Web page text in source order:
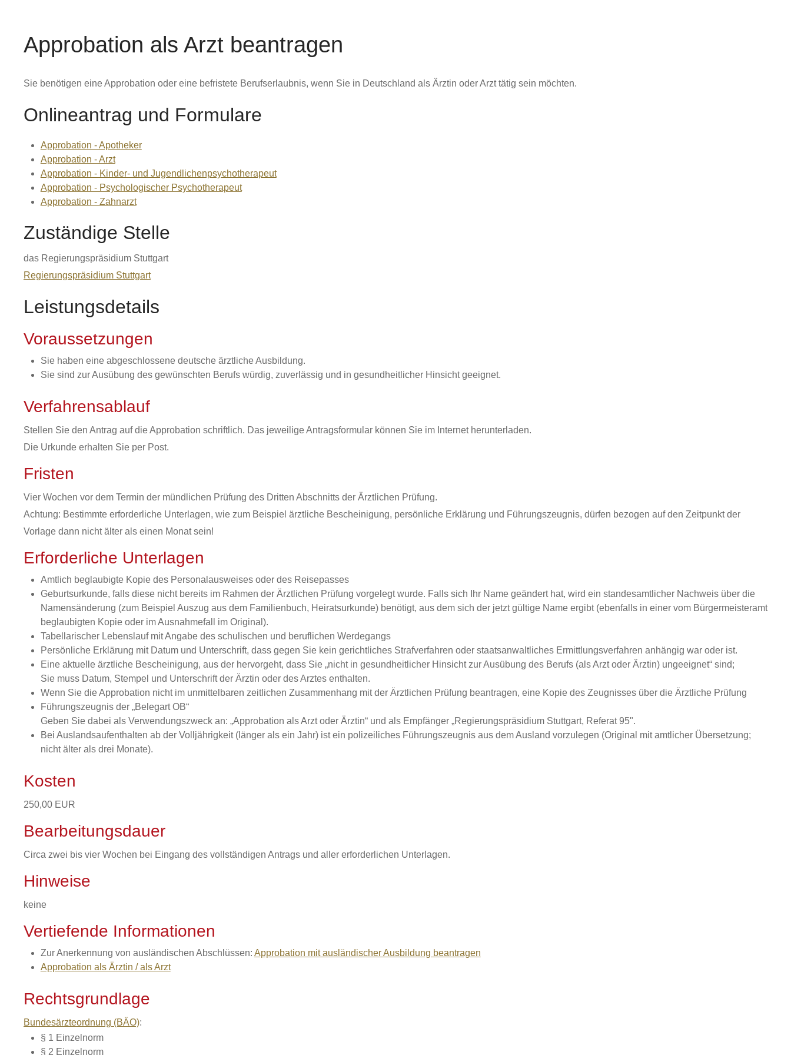
Approbation als Arzt beantragen
Sie benötigen eine Approbation oder eine befristete Berufserlaubnis, wenn Sie in Deutschland als Ärztin oder Arzt tätig sein möchten.
Onlineantrag und Formulare
Approbation - Apotheker
Approbation - Arzt
Approbation - Kinder- und Jugendlichenpsychotherapeut
Approbation - Psychologischer Psychotherapeut
Approbation - Zahnarzt
Zuständige Stelle
das Regierungspräsidium Stuttgart
Regierungspräsidium Stuttgart
Leistungsdetails
Voraussetzungen
Sie haben eine abgeschlossene deutsche ärztliche Ausbildung.
Sie sind zur Ausübung des gewünschten Berufs würdig, zuverlässig und in gesundheitlicher Hinsicht geeignet.
Verfahrensablauf
Stellen Sie den Antrag auf die Approbation schriftlich. Das jeweilige Antragsformular können Sie im Internet herunterladen.
Die Urkunde erhalten Sie per Post.
Fristen
Vier Wochen vor dem Termin der mündlichen Prüfung des Dritten Abschnitts der Ärztlichen Prüfung.
Achtung: Bestimmte erforderliche Unterlagen, wie zum Beispiel ärztliche Bescheinigung, persönliche Erklärung und Führungszeugnis, dürfen bezogen auf den Zeitpunkt der
Vorlage dann nicht älter als einen Monat sein!
Erforderliche Unterlagen
Amtlich beglaubigte Kopie des Personalausweises oder des Reisepasses
Geburtsurkunde, falls diese nicht bereits im Rahmen der Ärztlichen Prüfung vorgelegt wurde. Falls sich Ihr Name geändert hat, wird ein standesamtlicher Nachweis über die
Namensänderung (zum Beispiel Auszug aus dem Familienbuch, Heiratsurkunde) benötigt, aus dem sich der jetzt gültige Name ergibt (ebenfalls in einer vom Bürgermeisteramt
beglaubigten Kopie oder im Ausnahmefall im Original).
Tabellarischer Lebenslauf mit Angabe des schulischen und beruflichen Werdegangs
Persönliche Erklärung mit Datum und Unterschrift, dass gegen Sie kein gerichtliches Strafverfahren oder staatsanwaltliches Ermittlungsverfahren anhängig war oder ist.
Eine aktuelle ärztliche Bescheinigung, aus der hervorgeht, dass Sie „nicht in gesundheitlicher Hinsicht zur Ausübung des Berufs (als Arzt oder Ärztin) ungeeignet“ sind;
Sie muss Datum, Stempel und Unterschrift der Ärztin oder des Arztes enthalten.
Wenn Sie die Approbation nicht im unmittelbaren zeitlichen Zusammenhang mit der Ärztlichen Prüfung beantragen, eine Kopie des Zeugnisses über die Ärztliche Prüfung
Führungszeugnis der „Belegart OB“
Geben Sie dabei als Verwendungszweck an: „Approbation als Arzt oder Ärztin“ und als Empfänger „Regierungspräsidium Stuttgart, Referat 95".
Bei Auslandsaufenthalten ab der Volljährigkeit (länger als ein Jahr) ist ein polizeiliches Führungszeugnis aus dem Ausland vorzulegen (Original mit amtlicher Übersetzung;
nicht älter als drei Monate).
Kosten
250,00 EUR
Bearbeitungsdauer
Circa zwei bis vier Wochen bei Eingang des vollständigen Antrags und aller erforderlichen Unterlagen.
Hinweise
keine
Vertiefende Informationen
Zur Anerkennung von ausländischen Abschlüssen: Approbation mit ausländischer Ausbildung beantragen
Approbation als Ärztin / als Arzt
Rechtsgrundlage
Bundesärzteordnung (BÄO):
§ 1 Einzelnorm
§ 2 Einzelnorm